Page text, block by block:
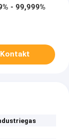
- 99,999%
Kontakt